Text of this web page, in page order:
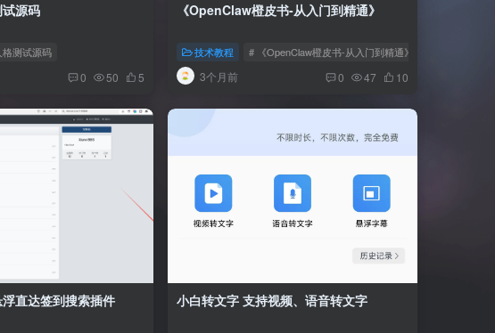
源码
格测试源码
0 50 5
《OpenClaw橙皮书-从入门到精通》
技术教程 # 《OpenClaw橙皮书-从入门到精通》
3个月前 0 47 10
直达签到搜索插件 小白转文字 支持视频、语音转文字